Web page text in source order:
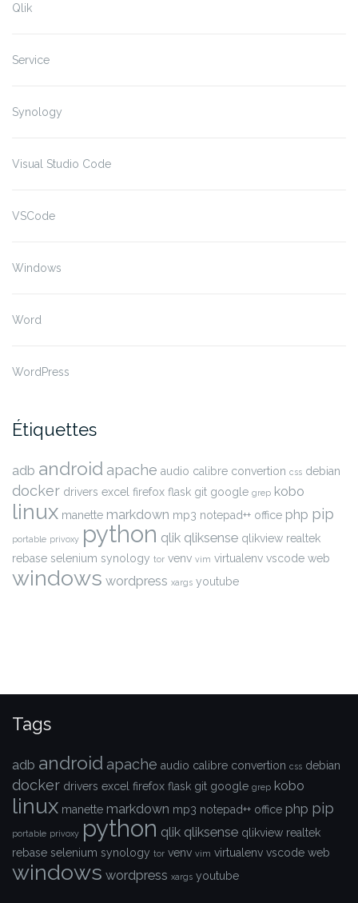
Qlik
Service
Synology
Visual Studio Code
VSCode
Windows
Word
WordPress
Étiquettes
adb android apache audio calibre convertion css debian
docker drivers excel firefox flask git google grep kobo
linux manette markdown mp3 notepad++ office php pip
portable privoxy python qlik qliksense qlikview realtek
rebase selenium synology tor venv vim virtualenv vscode web
windows wordpress xargs youtube
Tags
adb android apache audio calibre convertion css debian
docker drivers excel firefox flask git google grep kobo
linux manette markdown mp3 notepad++ office php pip
portable privoxy python qlik qliksense qlikview realtek
rebase selenium synology tor venv vim virtualenv vscode web
windows wordpress xargs youtube